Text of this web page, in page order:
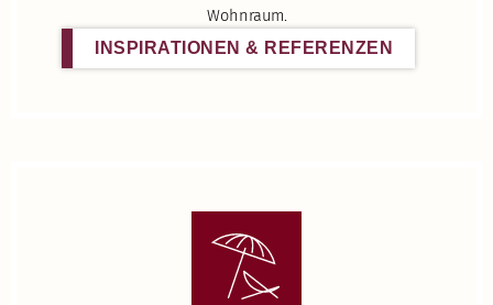
Wohnraum.
INSPI­RA­TIONEN & REFERENZEN